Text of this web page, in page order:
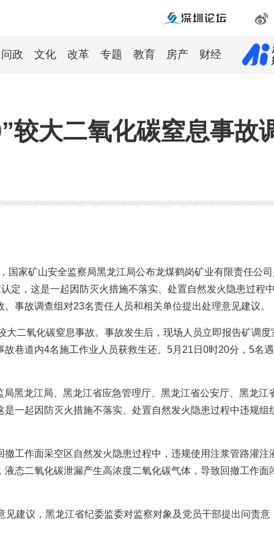
问政 文化 改革 专题 教育 房产 财经
较大二氧化碳窒息事故
国家矿山安全监察局黑龙江局公布龙煤鹤岗矿业有限责任公
定，这是一起因防灭火措施不落实、处置自然发火隐患过程
事故调查组对23名责任人员和相关单位提出处理意见建议。
二氧化碳窒息事故。事故发生后，现场人员立即报告矿调度
巷道内4名施工作业人员获救生还。5月21日0时20分，5名
黑龙江局、黑龙江省应急管理厅、黑龙江省公安厅、黑龙江
一起因防灭火措施不落实、处置自然发火隐患过程中违规组
工作面采空区自然发火隐患过程中，违规使用注浆管路灌注
态二氧化碳泄漏产生高浓度二氧化碳气体，导致回撤工作面
建议，黑龙江省纪委监委对监察对象及党员干部提出问责意